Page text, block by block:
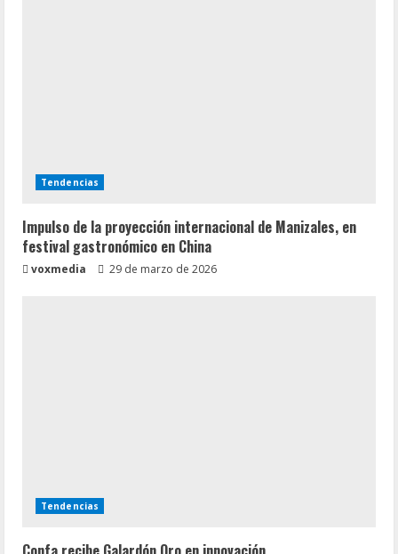
Tendencias
Impulso de la proyección internacional de Manizales, en
festival gastronómico en China
voxmedia 29 de marzo de 2026
Tendencias